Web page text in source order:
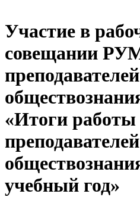
Участие в
совещании
«Итоги
учебный год»